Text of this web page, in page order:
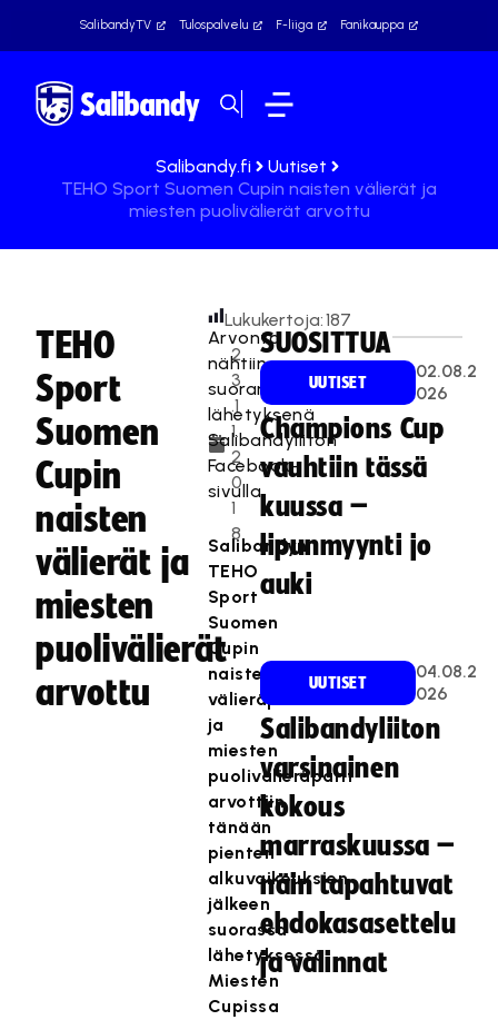
SalibandyTV Tulospalvelu F-liiga Fanikauppa
Salibandy.fi
Uutiset
TEHO Sport Suomen Cupin naisten välierät ja
miesten puolivälierät arvottu
TEHO
Sport
Suomen
Cupin
naisten
välierät ja
miesten
puolivälierät
arvottu
2
3
.1
1.
2
0
1
8
Lukukertoja:187
Arvonta
nähtiin
suorana
lähetyksenä
Salibandyliiton
Facebook-
sivulla.
Salibandyn
TEHO
Sport
Suomen
Cupin
naisten
välieräparit
ja
miesten
puolivälieräparit
arvottiin
tänään
pienten
alkuvaikeuksien
jälkeen
suorassa
lähetyksessä.
Miesten
Cupissa
SUOSITTUA
UUTISET
02.08.2
026
Champions Cup
vauhtiin tässä
kuussa –
lipunmyynti jo
auki
UUTISET
04.08.2
026
Salibandyliiton
varsinainen
kokous
marraskuussa –
näin tapahtuvat
ehdokasasettelu
ja valinnat